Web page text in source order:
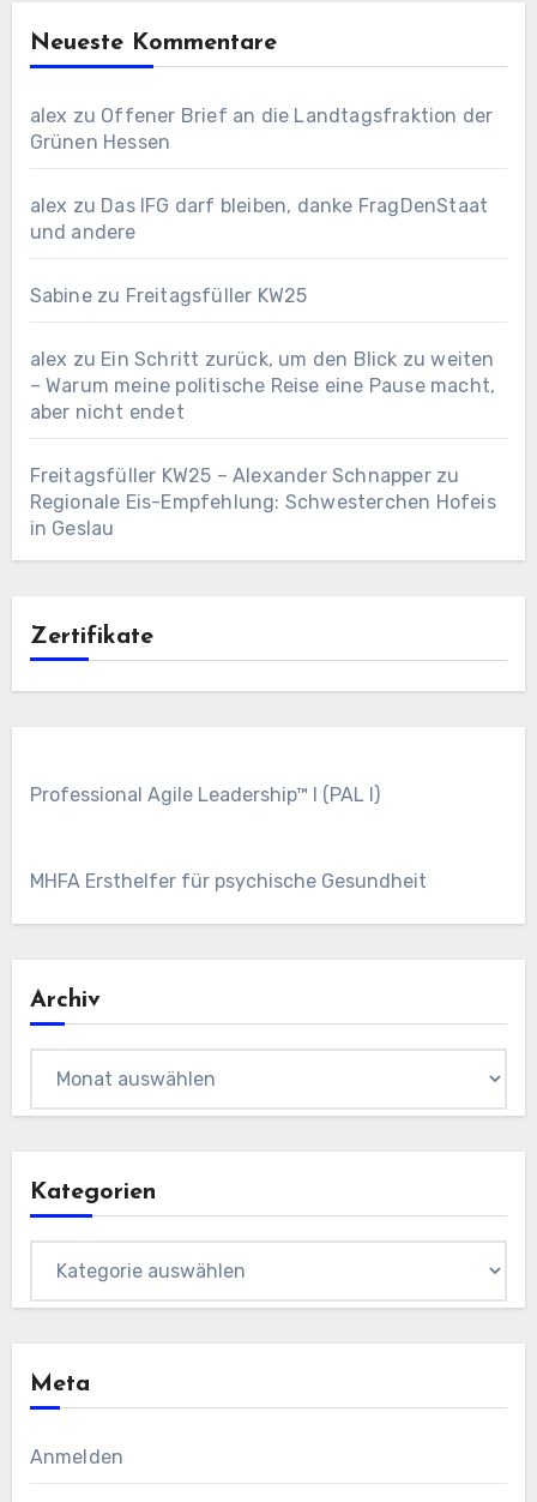
Neueste Kommentare
alex zu Offener Brief an die Landtagsfraktion der
Grünen Hessen
alex zu Das IFG darf bleiben, danke FragDenStaat
und andere
Sabinezu Freitagsfüller KW25
alex zu Ein Schritt zurück, um den Blick zu weiten
– Warum meine politische Reise eine Pause macht,
aber nicht endet
Freitagsfüller KW25 – Alexander Schnapperzu
Regionale Eis-Empfehlung: Schwesterchen Hofeis
in Geslau
Zertifikate
Professional Agile Leadership™ I (PAL I)
MHFA Ersthelfer für psychische Gesundheit
Archiv
Kategorien
Meta
Anmelden